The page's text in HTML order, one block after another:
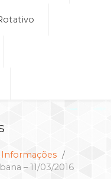
Informações
– 11/03/2016